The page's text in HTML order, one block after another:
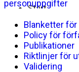
Blanketter
Policy för
Publikationer
Riktlinjer för
Validering